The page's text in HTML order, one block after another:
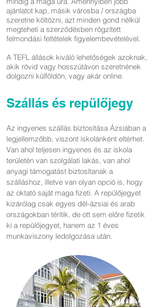
ajánlatot kap, másik városba / országba
szeretne költözni, azt minden gond nélkül
megteheti a szerződésben rögzített
felmondási feltételek figyelembevételével.
A TEFL állások kiváló lehetőségek azoknak,
akik rövid vagy hosszútávon szeretnének
dolgozni külföldön, vagy akár online.
Szállás és repülőjegy
Az ingyenes szállás biztosítása Ázsiában a
legjellemzőbb, viszont iskolánként eltérhet.
Van ahol teljesen ingyenes és az iskola
területén van szolgálati lakás, van ahol
anyagi támogatást biztosítanak a
szálláshoz, illetve van olyan opció is, hogy
az oktató saját maga fizeti. A repülőjegyet
kizárólag csak egyes dél-ázsiai és arab
országokban térítik, de ott sem előre fizetik
ki a repülőjegyet, hanem az 1 éves
munkaviszony ledolgozása után.